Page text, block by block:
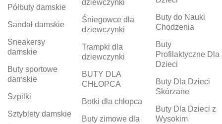
Półbuty damskie
Sandał damskie
Sneakersy
damskie
Buty sportowe
damskie
Szpilki
Sztyblety damskie
dziewczynki
Śniegowce dla
dziewczynki
Trampki dla
dziewczynki
BUTY DLA
CHŁOPCA
Botki dla chłopca
Buty zimowe dla
Buty do Nauki
Chodzenia
Buty
Profilaktyczne Dla
Dzieci
Buty Dla Dzieci
Skórzane
Buty Dla Dzieci z
Wysokim